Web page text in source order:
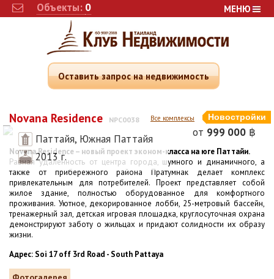
МЕНЮ
Оставить запрос на недвижимость
Объекты: 0
Новостройки
Все комплексы
Novana Residence NPC0038
Паттайя, Южная Паттайя
2013 г.
от 999 000 ฿
Novana Residence – новый проект эконом-класса на юге Паттайи.
Равная удаленность от центра города, шумного и динамичного, а
также от прибережного района Пратумнак делает комплекс
привлекательным для потребителей. Проект представляет собой
жилое здание, полностью оборудованное для комфортного
проживания. Уютное, декорированное лобби, 25-метровый бассейн,
тренажерный зал, детская игровая площадка, круглосуточная охрана
демонстрируют заботу о жильцах и придают солидности их образу
жизни.
Адрес: Soi 17 off 3rd Road - South Pattaya